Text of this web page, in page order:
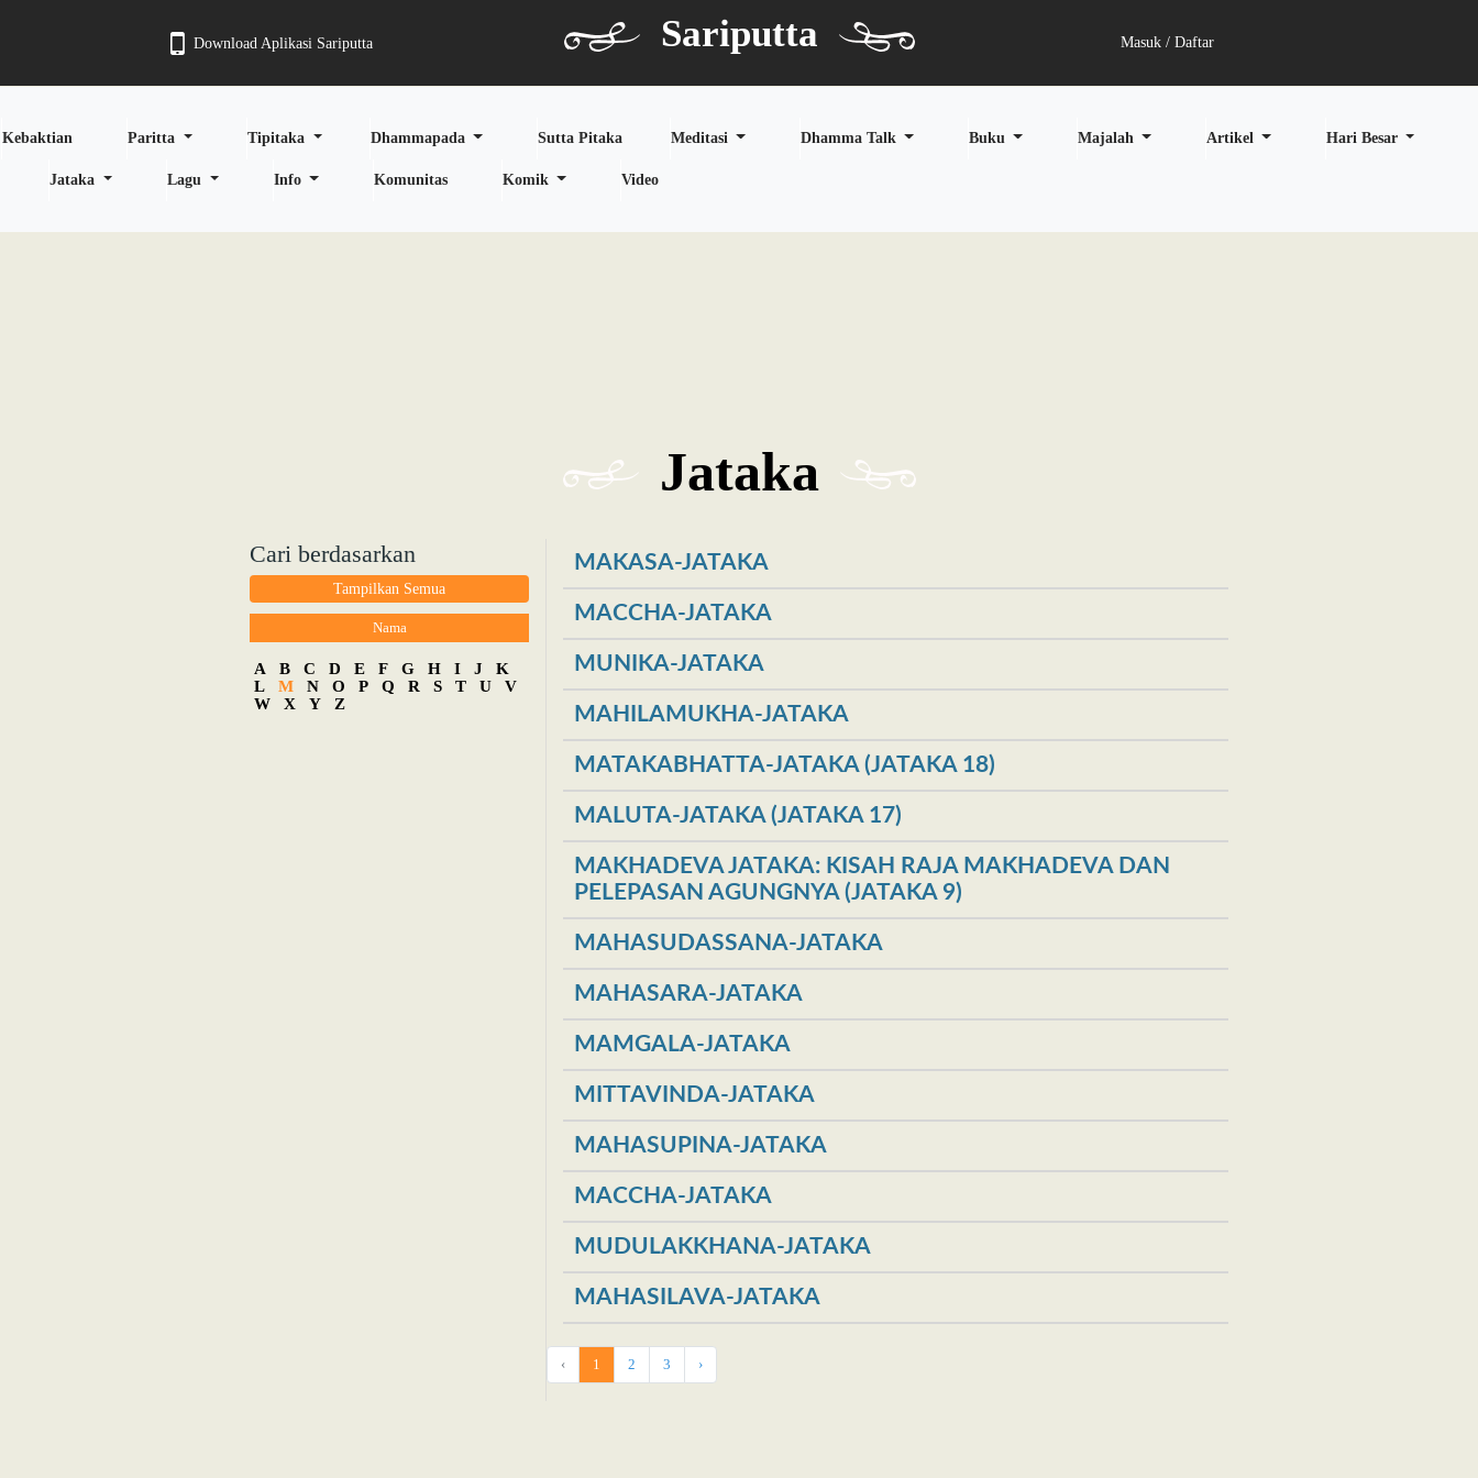
Download Aplikasi Sariputta Sariputta Masuk / Daftar
Kebaktian Paritta Tipitaka Dhammapada Sutta Pitaka Meditasi Dhamma Talk Buku Majalah Artikel Hari Besar
Jataka Lagu Info Komunitas Komik Video
Jataka
Cari berdasarkan
Tampilkan Semua
Nama
A B C D E F G H I J
K
L
M N O P Q R S T U
V
W
X Y Z
MAKASA-JATAKA
MACCHA-JATAKA
MUNIKA-JATAKA
MAHILAMUKHA-JATAKA
MATAKABHATTA-JATAKA (JATAKA 18)
MALUTA-JATAKA (JATAKA 17)
MAKHADEVA JATAKA: KISAH RAJA MAKHADEVA DAN
PELEPASAN AGUNGNYA (JATAKA 9)
MAHASUDASSANA-JATAKA
MAHASARA-JATAKA
MAMGALA-JATAKA
MITTAVINDA-JATAKA
MAHASUPINA-JATAKA
MACCHA-JATAKA
MUDULAKKHANA-JATAKA
MAHASILAVA-JATAKA
‹ 1 2 3 ›